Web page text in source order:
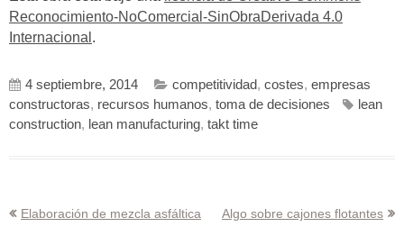
Reconocimiento-NoComercial-SinObraDerivada 4.0
Internacional .
4 septiembre, 2014 competitividad, costes, empresas
constructoras, recursos humanos, toma de decisiones
lean
construction, lean manufacturing, takt time
Navegación
Elaboración de mezcla asfáltica Algo sobre cajones flotantes